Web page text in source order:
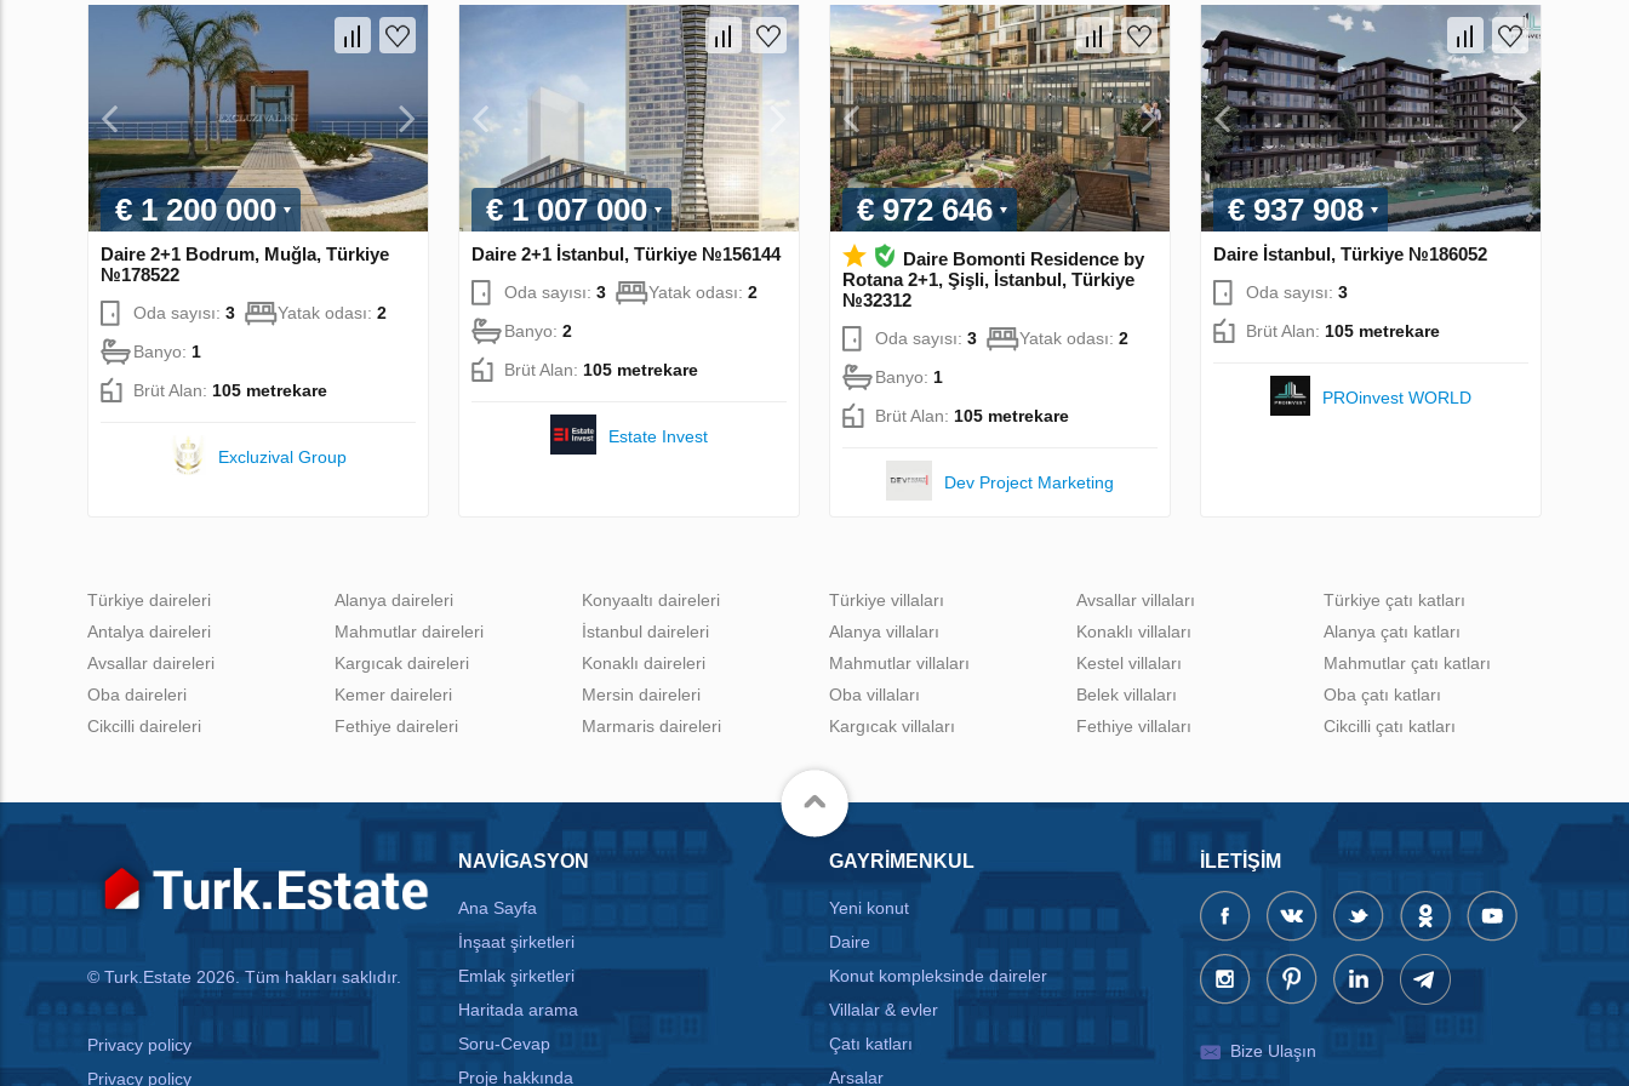
€ 1 200 000
Daire 2+1 Bodrum, Muğla, Türkiye
№178522
Oda sayısı: 3 Yatak odası: 2
Banyo: 1
Brüt Alan: 105 metrekare
Excluzival Group
€ 1 007 000
Daire 2+1 İstanbul, Türkiye №156144
Oda sayısı: 3 Yatak odası: 2
Banyo: 2
Brüt Alan: 105 metrekare
Estate Invest
€ 972 646
Daire Bomonti Residence by
Rotana 2+1, Şişli, İstanbul, Türkiye
№32312
Oda sayısı: 3 Yatak odası: 2
Banyo: 1
Brüt Alan: 105 metrekare
Dev Project Marketing
€ 937 908
Daire İstanbul, Türkiye №186052
Oda sayısı: 3
Brüt Alan: 105 metrekare
PROinvest WORLD
Türkiye daireleri
Antalya daireleri
Avsallar daireleri
Oba daireleri
Cikcilli daireleri
Alanya daireleri
Mahmutlar daireleri
Kargıcak daireleri
Kemer daireleri
Fethiye daireleri
Konyaaltı daireleri
İstanbul daireleri
Konaklı daireleri
Mersin daireleri
Marmaris daireleri
Türkiye villaları
Alanya villaları
Mahmutlar villaları
Oba villaları
Kargıcak villaları
Avsallar villaları
Konaklı villaları
Kestel villaları
Belek villaları
Fethiye villaları
Türkiye çatı katları
Alanya çatı katları
Mahmutlar çatı katları
Oba çatı katları
Cikcilli çatı katları
© Turk.Estate 2026. Tüm hakları saklıdır.
Privacy policy
Privacy policy
NAVIGASYON
Ana Sayfa
İnşaat şirketleri
Emlak şirketleri
Haritada arama
Soru-Cevap
Proje hakkında
GAYRIMENKUL
Yeni konut
Daire
Konut kompleksinde daireler
Villalar & evler
Çatı katları
Arsalar
İLETIŞIM
Bize Ulaşın